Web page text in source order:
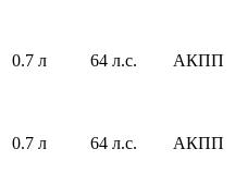
0.7 л 64 л.с. АКПП
0.7 л 64 л.с. АКПП